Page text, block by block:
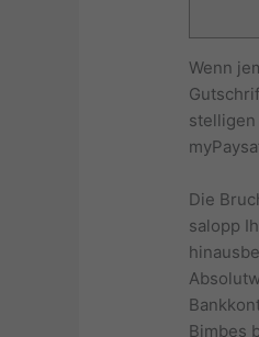
Wenn
stelligen
Die
salopp
Bimbes